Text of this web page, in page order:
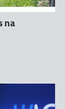
na